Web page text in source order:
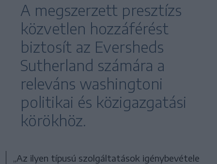
A megszerzett presztízs
közvetlen hozzáférést
biztosít az Eversheds
Sutherland számára a
releváns washingtoni
politikai és közigazgatási
körökhöz.
„Az ilyen típusú szolgáltatások igénybevétele